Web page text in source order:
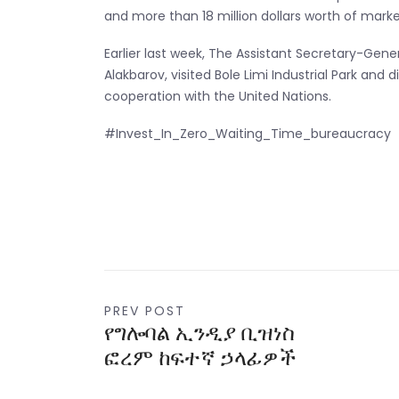
and more than 18 million dollars worth of
Earlier last week, The Assistant Secretary-
Alakbarov, visited Bole Limi Industrial Park and
cooperation with the United Nations.
#Invest_In_Zero_Waiting_Time_bureaucracy
PREV POST
የግሎባል ኢንዲያ ቢዝነስ
ፎረም ከፍተኛ ኃላፊዎች